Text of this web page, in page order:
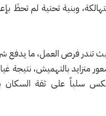
وبنية تحتية لم تحظَ
تندر فرص العمل، ما يدفع
متزايد بالتهميش،
سلباً على ثقة السكان